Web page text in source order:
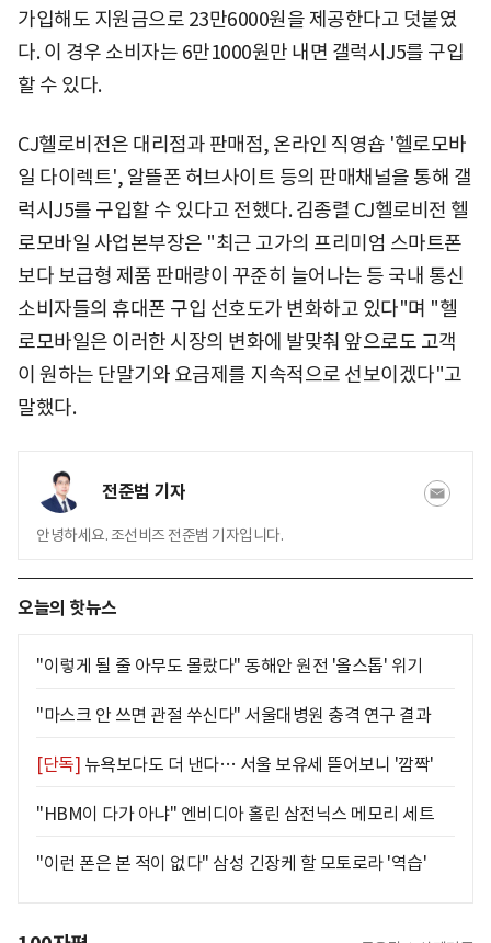
가입해도 지원금으로 23만6000원을 제공한다고 덧붙였
다. 이 경우 소비자는 6만1000원만 내면 갤럭시J5를 구입
할 수 있다.
CJ헬로비전은 대리점과 판매점, 온라인 직영숍 '헬로모바
일 다이렉트', 알뜰폰 허브사이트 등의 판매채널을 통해 갤
럭시J5를 구입할 수 있다고 전했다. 김종렬 CJ헬로비전 헬
로모바일 사업본부장은 "최근 고가의 프리미엄 스마트폰
보다 보급형 제품 판매량이 꾸준히 늘어나는 등 국내 통신
소비자들의 휴대폰 구입 선호도가 변화하고 있다"며 "헬
로모바일은 이러한 시장의 변화에 발맞춰 앞으로도 고객
이 원하는 단말기와 요금제를 지속적으로 선보이겠다"고
말했다.
전준범 기자
안녕하세요. 조선비즈 전준범 기자입니다.
오늘의 핫뉴스
"이렇게 될 줄 아무도 몰랐다" 동해안 원전 '올스톱' 위기
"마스크 안 쓰면 관절 쑤신다" 서울대병원 충격 연구 결과
[단독] 뉴욕보다도 더 낸다… 서울 보유세 뜯어보니 '깜짝'
"HBM이 다가 아냐" 엔비디아 홀린 삼전닉스 메모리 세트
"이런 폰은 본 적이 없다" 삼성 긴장케 할 모토로라 '역습'